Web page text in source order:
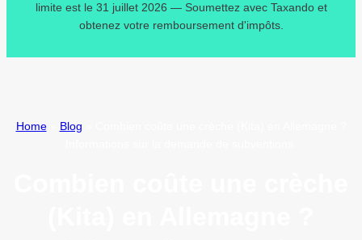
limite est le 31 juillet 2026 — Soumettez avec Taxando et
obtenez votre remboursement d'impôts.
Home» Blog